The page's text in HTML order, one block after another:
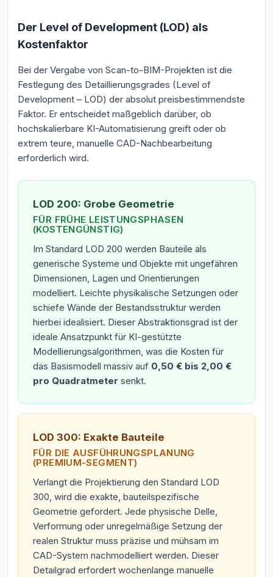
Der Level of Development (LOD) als
Kostenfaktor
Bei der Vergabe von Scan-to-BIM-Projekten ist die
Festlegung des Detaillierungsgrades (Level of
Development – LOD) der absolut preisbestimmendste
Faktor. Er entscheidet maßgeblich darüber, ob
hochskalierbare KI-Automatisierung greift oder ob
extrem teure, manuelle CAD-Nachbearbeitung
erforderlich wird.
LOD 200: Grobe Geometrie
FÜR FRÜHE LEISTUNGSPHASEN
(KOSTENGÜNSTIG)
Im Standard LOD 200 werden Bauteile als
generische Systeme und Objekte mit ungefähren
Dimensionen, Lagen und Orientierungen
modelliert. Leichte physikalische Setzungen oder
schiefe Wände der Bestandsstruktur werden
hierbei idealisiert. Dieser Abstraktionsgrad ist der
ideale Ansatzpunkt für KI-gestützte
Modellierungsalgorithmen, was die Kosten für
das Basismodell massiv auf 0,50 € bis 2,00 €
pro Quadratmeter senkt.
LOD 300: Exakte Bauteile
FÜR DIE AUSFÜHRUNGSPLANUNG
(PREMIUM-SEGMENT)
Verlangt die Projektierung den Standard LOD
300, wird die exakte, bauteilspezifische
Geometrie gefordert. Jede physische Delle,
Verformung oder unregelmäßige Setzung der
realen Struktur muss präzise und mühsam im
CAD-System nachmodelliert werden. Dieser
Detailgrad erfordert wochenlange manuelle